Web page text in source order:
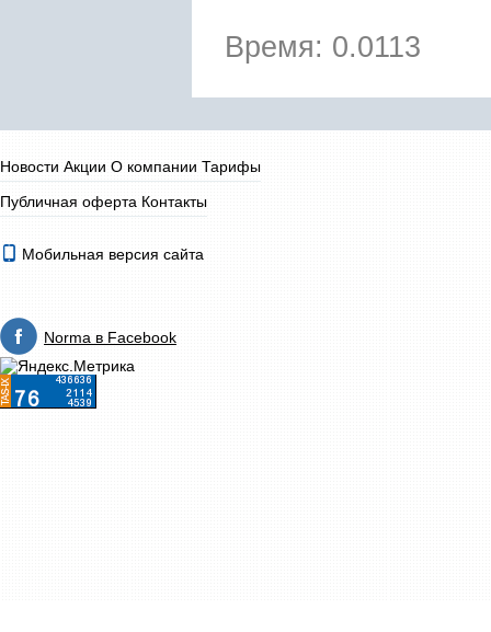
Время: 0.0113
Новости Акции О компании Тарифы
Публичная оферта Контакты
Мобильная версия сайта
Norma в Facebook